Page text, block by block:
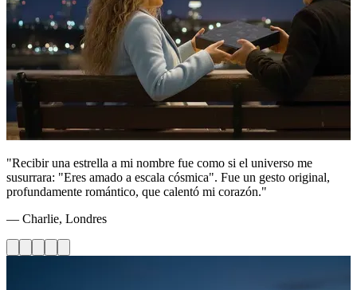
"Recibir una estrella a mi nombre fue como si el universo me
susurrara: "Eres amado a escala cósmica". Fue un gesto original,
profundamente romántico, que calentó mi corazón."
— Charlie, Londres